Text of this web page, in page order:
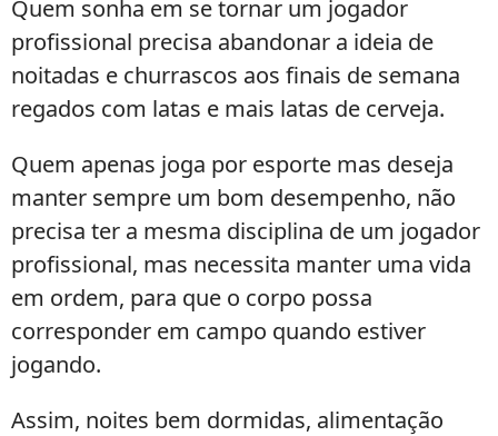
Quem sonha em se tornar um jogador
profissional precisa abandonar a ideia de
noitadas e churrascos aos finais de semana
regados com latas e mais latas de cerveja.
Quem apenas joga por esporte mas deseja
manter sempre um bom desempenho, não
precisa ter a mesma disciplina de um jogador
profissional, mas necessita manter uma vida
em ordem, para que o corpo possa
corresponder em campo quando estiver
jogando.
Assim, noites bem dormidas, alimentação